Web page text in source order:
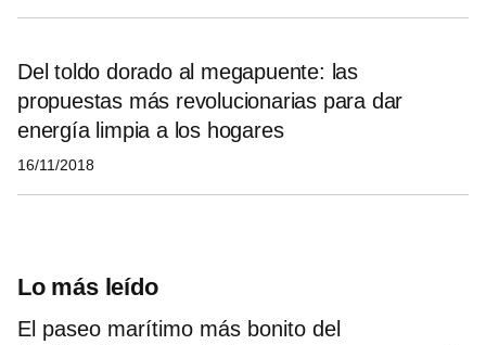
Del toldo dorado al megapuente: las
propuestas más revolucionarias para dar
energía limpia a los hogares
16/11/2018
Lo más leído
El paseo marítimo más bonito del